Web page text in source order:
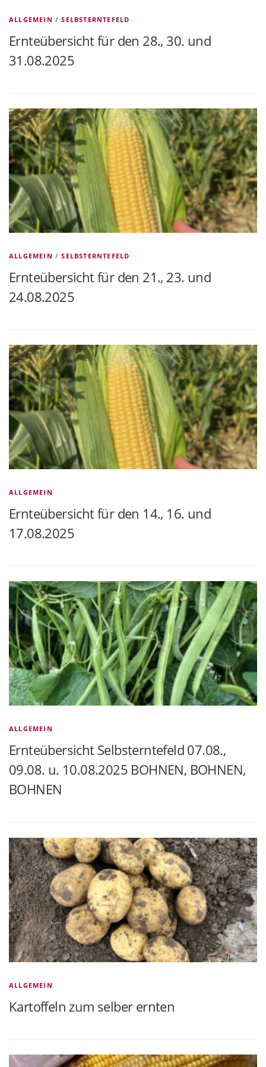
ALLGEMEIN /SELBSTERNTEFELD
Ernteübersicht für den 28., 30. und
31.08.2025
ALLGEMEIN /SELBSTERNTEFELD
Ernteübersicht für den 21., 23. und
24.08.2025
ALLGEMEIN
Ernteübersicht für den 14., 16. und
17.08.2025
ALLGEMEIN
Ernteübersicht Selbsterntefeld 07.08.,
09.08. u. 10.08.2025 BOHNEN, BOHNEN,
BOHNEN
ALLGEMEIN
Kartoffeln zum selber ernten